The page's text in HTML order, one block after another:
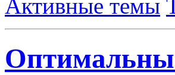
Активные темы